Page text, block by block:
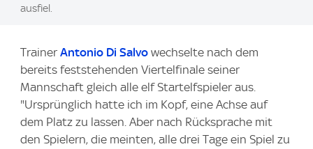
ausfiel.
Trainer Antonio Di Salvo wechselte nach dem
bereits feststehenden Viertelfinale seiner
Mannschaft gleich alle elf Startelfspieler aus.
"Ursprünglich hatte ich im Kopf, eine Achse auf
dem Platz zu lassen. Aber nach Rücksprache mit
den Spielern, die meinten, alle drei Tage ein Spiel zu